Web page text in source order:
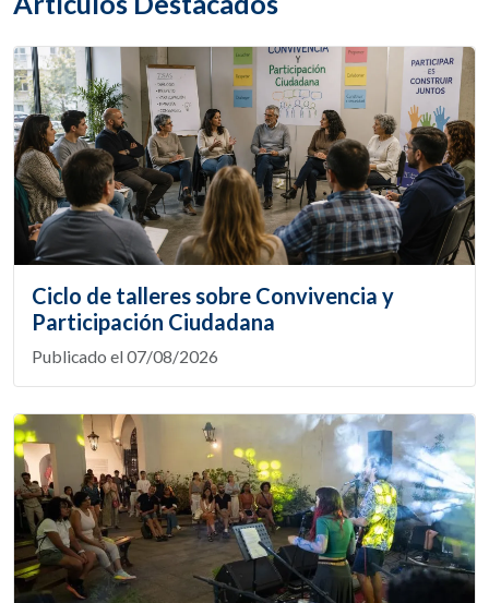
Ciclo de talleres sobre Convivencia y
Participación Ciudadana
Publicado el 07/08/2026